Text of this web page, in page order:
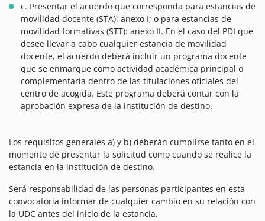
c. Presentar el acuerdo que corresponda para estancias de
movilidad docente (STA): anexo I; o para estancias de
movilidad formativas (STT): anexo II. En el caso del PDI que
desee llevar a cabo cualquier estancia de movilidad
docente, el acuerdo deberá incluir un programa docente
que se enmarque como actividad académica principal o
complementaria dentro de las titulaciones oficiales del
centro de acogida. Este programa deberá contar con la
aprobación expresa de la institución de destino.
Los requisitos generales a) y b) deberán cumplirse tanto en el
momento de presentar la solicitud como cuando se realice la
estancia en la institución de destino.
Será responsabilidad de las personas participantes en esta
convocatoria informar de cualquier cambio en su relación con
la UDC antes del inicio de la estancia.